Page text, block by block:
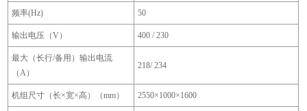
频率(Hz) 50
输出电压（V） 400 / 230
最大（长行/备用）输出电流
（A）
218/ 234
机组尺寸（长×宽×高）（mm） 2550×1000×1600